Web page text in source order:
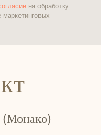
на обработку